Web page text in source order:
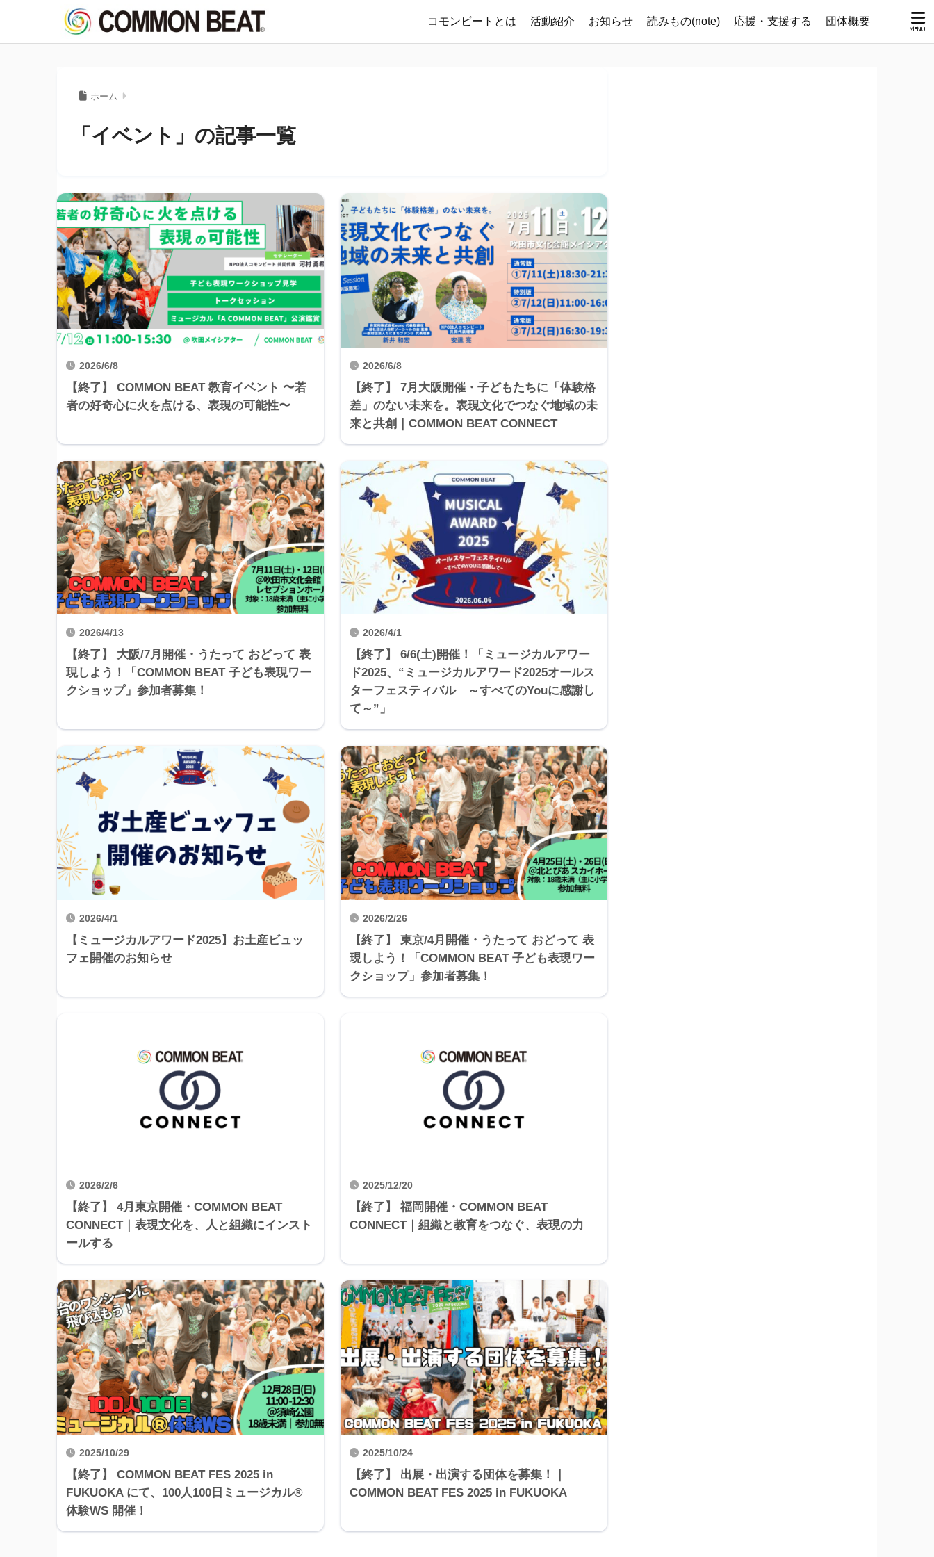
コモンビートとは 活動紹介 お知らせ 読みもの(note) 応援・支援する 団体概要
ホーム
「イベント」の記事一覧
2026/6/8
【終了】 COMMON BEAT 教育イベント 〜若
者の好奇心に火を点ける、表現の可能性〜
2026/6/8
【終了】 7月大阪開催・子どもたちに「体験格
差」のない未来を。表現文化でつなぐ地域の未
来と共創｜COMMON BEAT CONNECT
2026/4/13
【終了】 大阪/7月開催・うたって おどって 表
現しよう！「COMMON BEAT 子ども表現ワー
クショップ」参加者募集！
2026/4/1
【終了】 6/6(土)開催！「ミュージカルアワー
ド2025、“ミュージカルアワード2025オールス
ターフェスティバル ～すべてのYouに感謝し
て～”」
2026/4/1
【ミュージカルアワード2025】お土産ビュッ
フェ開催のお知らせ
2026/2/26
【終了】 東京/4月開催・うたって おどって 表
現しよう！「COMMON BEAT 子ども表現ワー
クショップ」参加者募集！
2026/2/6
【終了】 4月東京開催・COMMON BEAT
CONNECT｜表現文化を、人と組織にインスト
ールする
2025/12/20
【終了】 福岡開催・COMMON BEAT
CONNECT｜組織と教育をつなぐ、表現の力
2025/10/29
【終了】 COMMON BEAT FES 2025 in
FUKUOKA にて、100人100日ミュージカル®
体験WS 開催！
2025/10/24
【終了】 出展・出演する団体を募集！｜
COMMON BEAT FES 2025 in FUKUOKA